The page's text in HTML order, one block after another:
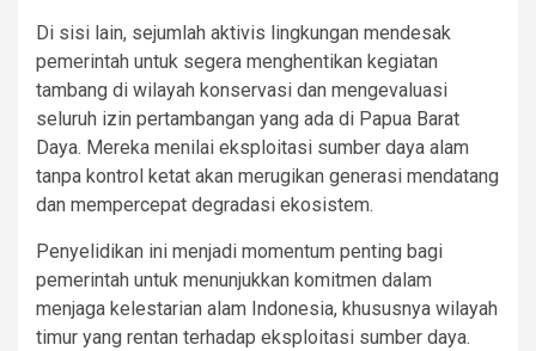
Di sisi lain, sejumlah aktivis lingkungan mendesak
pemerintah untuk segera menghentikan kegiatan
tambang di wilayah konservasi dan mengevaluasi
seluruh izin pertambangan yang ada di Papua Barat
Daya. Mereka menilai eksploitasi sumber daya alam
tanpa kontrol ketat akan merugikan generasi mendatang
dan mempercepat degradasi ekosistem.
Penyelidikan ini menjadi momentum penting bagi
pemerintah untuk menunjukkan komitmen dalam
menjaga kelestarian alam Indonesia, khususnya wilayah
timur yang rentan terhadap eksploitasi sumber daya.